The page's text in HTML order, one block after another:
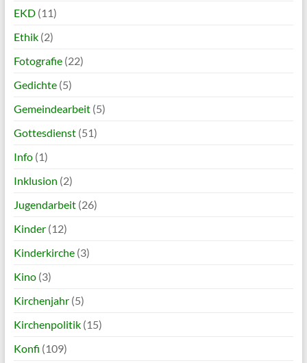
EKD(11)
Ethik(2)
Fotografie(22)
Gedichte(5)
Gemeindearbeit(5)
Gottesdienst(51)
Info(1)
Inklusion (2)
Jugendarbeit(26)
Kinder(12)
Kinderkirche(3)
Kino(3)
Kirchenjahr(5)
Kirchenpolitik(15)
Konfi (109)